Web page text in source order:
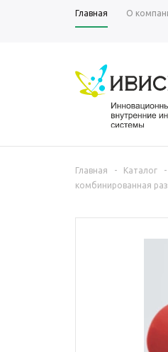
Главная О
Главная - Каталог -
комбинированная